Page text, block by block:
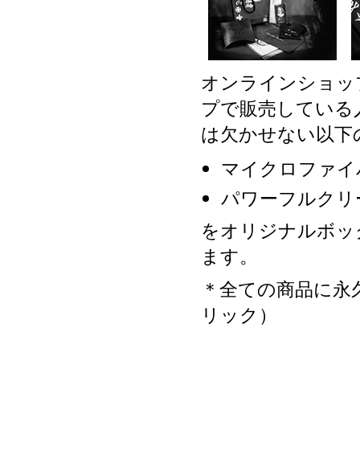
オンラインショ
プで販売してい
は欠かせない以
マイクロファ
パワーフルク
をオリジナルボ
ます。
＊全ての商品に
リック）